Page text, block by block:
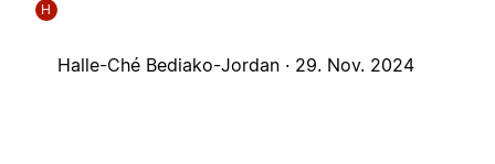
H
Halle-Ché Bediako-Jordan · 29. Nov. 2024